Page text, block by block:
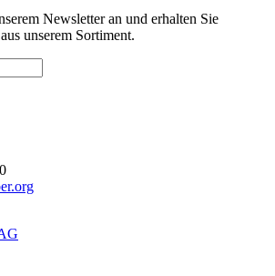
Newsletter an und erhalten Sie
unserem Sortiment.